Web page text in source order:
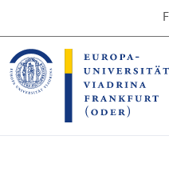
the
content
section
the
footer
section